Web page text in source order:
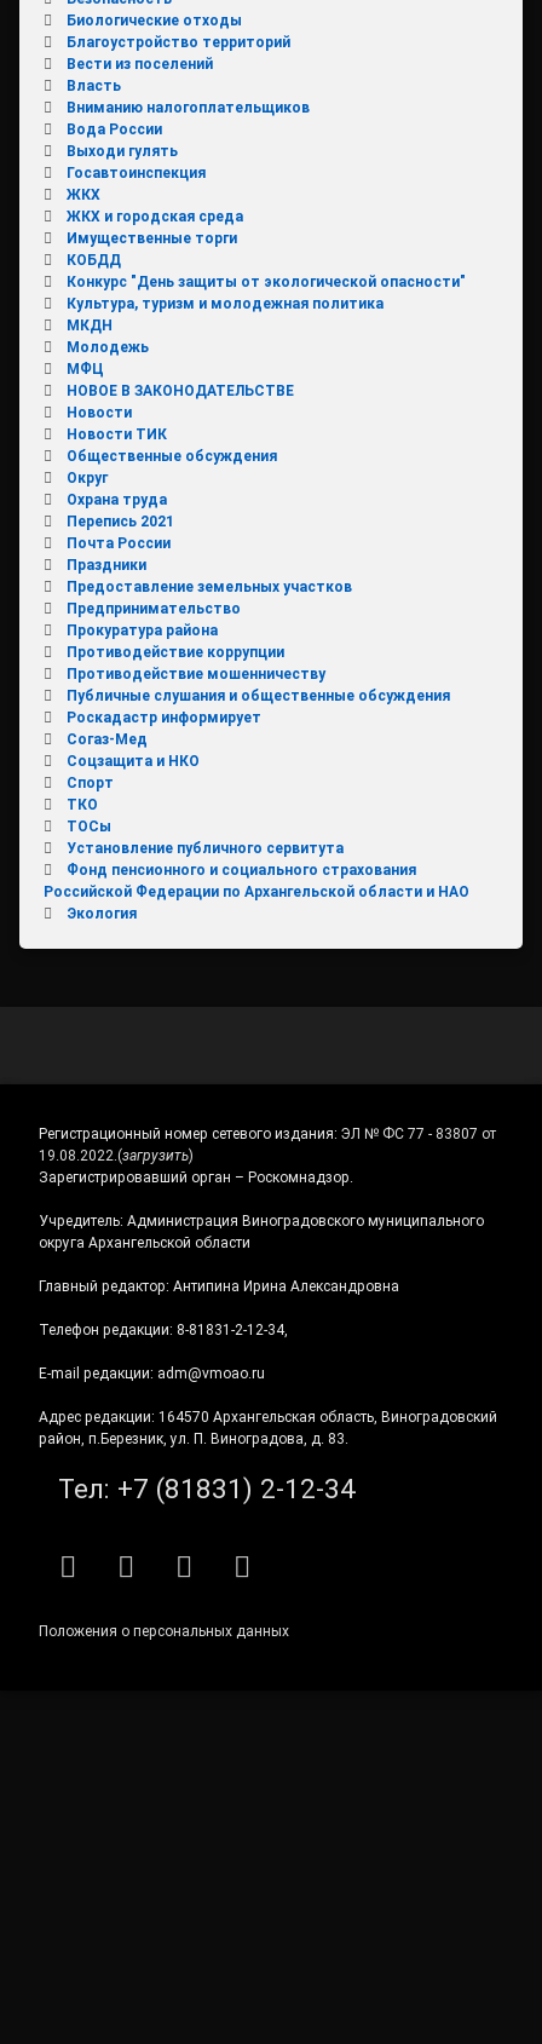
Биологические отходы
Благоустройство территорий
Вести из поселений
Власть
Вниманию налогоплательщиков
Вода России
Выходи гулять
Госавтоинспекция
ЖКХ
ЖКХ и городская среда
Имущественные торги
КОБДД
Конкурс "День защиты от экологической опасности"
Культура, туризм и молодежная политика
МКДН
Молодежь
МФЦ
НОВОЕ В ЗАКОНОДАТЕЛЬСТВЕ
Новости
Новости ТИК
Общественные обсуждения
Округ
Охрана труда
Перепись 2021
Почта России
Праздники
Предоставление земельных участков
Предпринимательство
Прокуратура района
Противодействие коррупции
Противодействие мошенничеству
Публичные слушания и общественные обсуждения
Роскадастр информирует
Согаз-Мед
Соцзащита и НКО
Спорт
ТКО
ТОСы
Установление публичного сервитута
Фонд пенсионного и социального страхования
Российской Федерации по Архангельской области и НАО
Экология
Регистрационный номер сетевого издания: ЭЛ № ФС 77 - 83807 от
19.08.2022.(загрузить)
Зарегистрировавший орган – Роскомнадзор.
Учредитель: Администрация Виноградовского муниципального
округа Архангельской области
Главный редактор: Антипина Ирина Александровна
Телефон редакции: 8-81831-2-12-34,
E-mail редакции: adm@vmoao.ru
Адрес редакции: 164570 Архангельская область, Виноградовский
район, п.Березник, ул. П. Виноградова, д. 83.
Тел: +7 (81831) 2-12-34
RSS E-mailВКонтакте
Telegram
Положения о персональных данных